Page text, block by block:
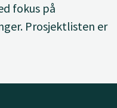
fokus på
Prosjektlisten er